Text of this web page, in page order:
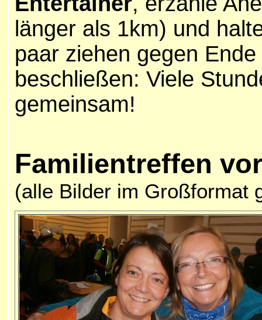
länger als 1km) und
paar ziehen gegen
beschließen: Viele
gemeinsam!
Familientreffen
(alle Bilder im Großformat